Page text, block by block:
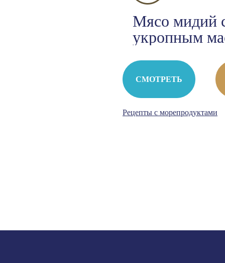
Мясо мидий
укропным
СМОТРЕТЬ
Рецепты с морепродуктами